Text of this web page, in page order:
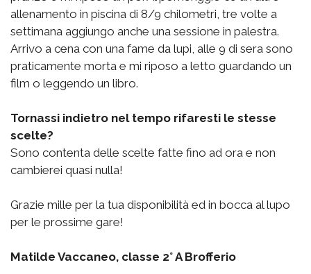
allenamento in piscina di 8/9 chilometri, tre volte a
settimana aggiungo anche una sessione in palestra.
Arrivo a cena con una fame da lupi, alle 9 di sera sono
praticamente morta e mi riposo a letto guardando un
film o leggendo un libro.
Tornassi indietro nel tempo rifaresti le stesse
scelte?
Sono contenta delle scelte fatte fino ad ora e non
cambierei quasi nulla!
Grazie mille per la tua disponibilità ed in bocca al lupo
per le prossime gare!
Matilde Vaccaneo, classe 2° ABrofferio